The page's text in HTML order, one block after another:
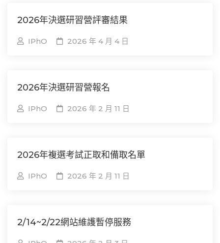
2026年決選研習營評審結果
IPhO 2026 年 4 月 4 日
2026年決選研習營報名
IPhO 2026 年 2 月 11 日
2026年複選考試正取和備取名單
IPhO 2026 年 2 月 11 日
2/14~2/22網站維護暫停服務